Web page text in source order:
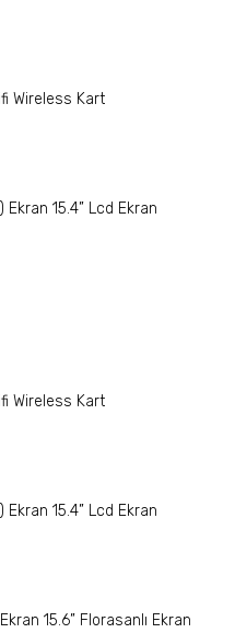
Wireless Kart
Ekran 15.4” Lcd Ekran
Wireless Kart
Ekran 15.4” Lcd Ekran
Ekran 15.6” Florasanlı Ekran